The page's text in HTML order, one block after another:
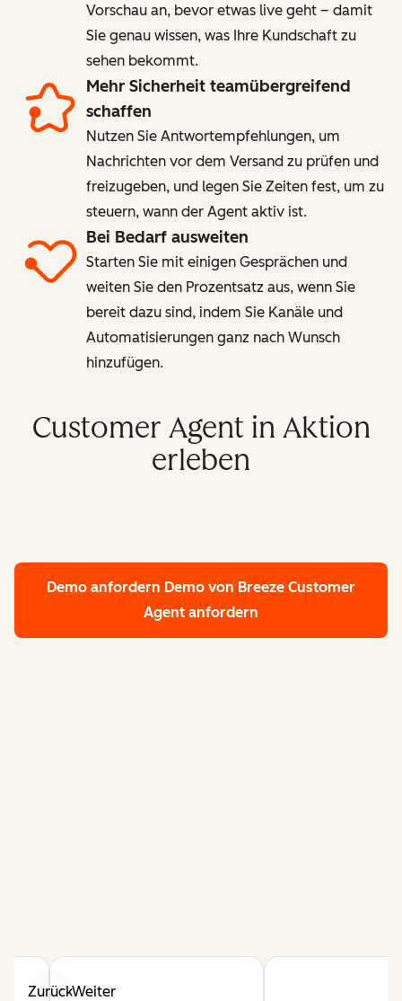
Vorschau an, bevor etwas live geht – damit
Sie genau wissen, was Ihre Kundschaft zu
sehen bekommt.
Mehr Sicherheit teamübergreifend
schaffen
Nutzen Sie Antwortempfehlungen, um
Nachrichten vor dem Versand zu prüfen und
freizugeben, und legen Sie Zeiten fest, um zu
steuern, wann der Agent aktiv ist.
Bei Bedarf ausweiten
Starten Sie mit einigen Gesprächen und
weiten Sie den Prozentsatz aus, wenn Sie
bereit dazu sind, indem Sie Kanäle und
Automatisierungen ganz nach Wunsch
hinzufügen.
Customer Agent in Aktion
erleben
Demo anfordern Demo von Breeze Customer
Agent anfordern
ZurückWeiter